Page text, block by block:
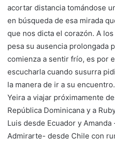
acortar distancia tomándose
en búsqueda de esa mirada
que nos dicta el corazón. A
pesa su ausencia prolongada
comienza a sentir frío, es por
escucharla cuando susurra
la manera de ir a su
Yeira a viajar próximamente
República Dominicana y a
Luis desde Ecuador y
Admirarte- desde Chile con